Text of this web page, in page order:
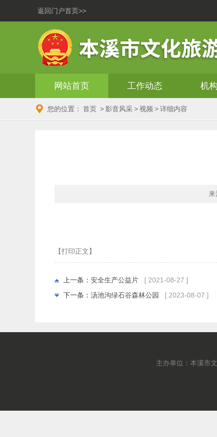
返回门户首页>>
网站首页 工作动态 机
您的位置： 首页 >影音风采>视频 >详细内容
来
【打印正文】
上一条： 安全生产公益片
[ 2021-08-27 ]
下一条： 汤池沟绿石谷森林公园 [ 2023-08-07 ]
主办单位：本溪市